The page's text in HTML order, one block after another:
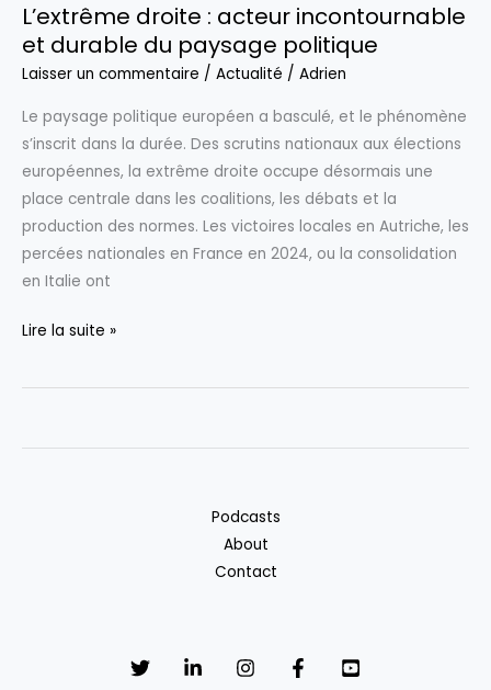
continue
du
paysage
depuis
les
élections
de
2006
L’extrême droite : acteur incontournable
et durable du paysage politique
Laisser un commentaire / Actualité / Adrien
Le paysage politique européen a basculé, et le phénomène
s’inscrit dans la durée. Des scrutins nationaux aux élections
européennes, la extrême droite occupe désormais une
place centrale dans les coalitions, les débats et la
production des normes. Les victoires locales en Autriche, les
percées nationales en France en 2024, ou la consolidation
en Italie ont
L’extrême
:
Lire la suite »
Podcasts
About
Contact